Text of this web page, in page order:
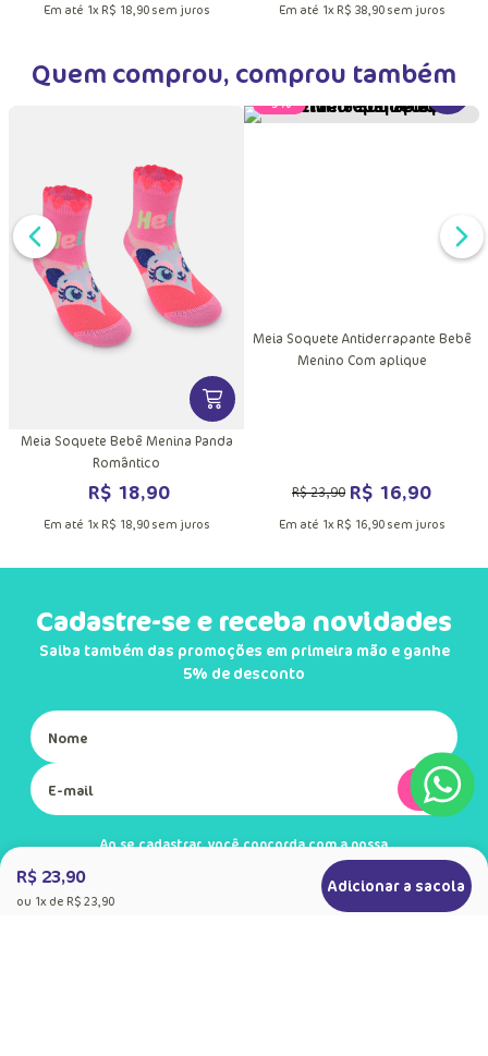
Em até 1x R$ 18,90sem juros Em até 1x R$ 38,90sem juros
Quem comprou, comprou também
INFORMAÇÕES DO PRODUTO
VER MAIS INFORMAÇÕES DO
Meia Soquete Bebê Menina Panda
Romântico
R$ 18,90
Em até 1x R$ 18, 90sem juros
R$23,90 R$ 16,90
Em até 1x R$ 16, 90sem juros
R$ 23,90
ou 1x de R$ 23,90
Adicionar a sacola
Cadastre-se e receba novidades
Saiba também das promoções em primeira mão e ganhe
5% de desconto
Ok
Ao se cadastrar, você concorda com a nossa